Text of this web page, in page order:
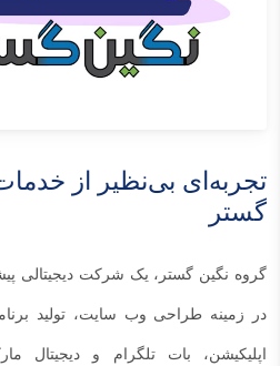
تجربه‌ای بی‌نظیر از
گستر
گروه نگین گستر، یک شرکت دیجیتالی
در زمینه طراحی وب سایت، تولید
اپلیکیشن، بات تلگرام و دیجیتال